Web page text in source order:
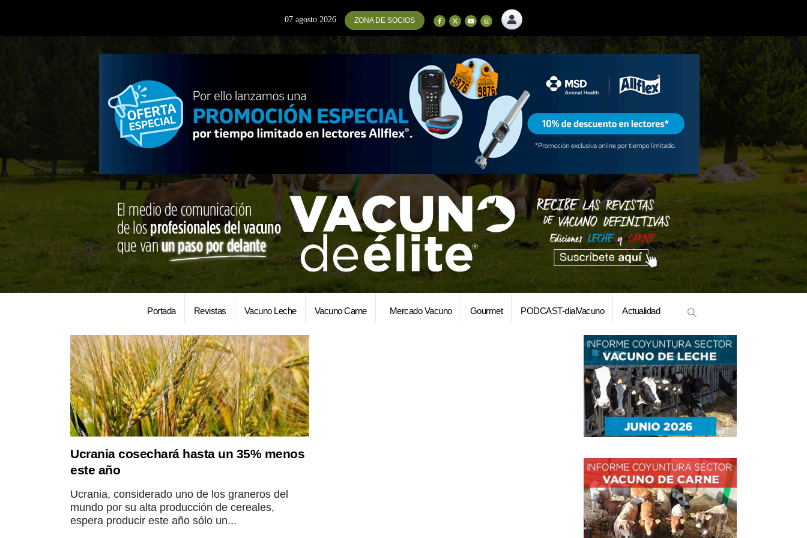
07 agosto 2026 ZONA DE SOCIOS
Portada Revistas Vacuno Leche Vacuno Carne Mercado Vacuno Gourmet PODCAST-dialVacuno Actualidad
Ucrania cosechará hasta un 35% menos
este año
Ucrania, considerado uno de los graneros del
mundo por su alta producción de cereales,
espera producir este año sólo un...